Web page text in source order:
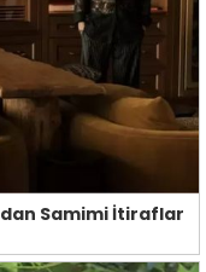
Samimi İtiraflar